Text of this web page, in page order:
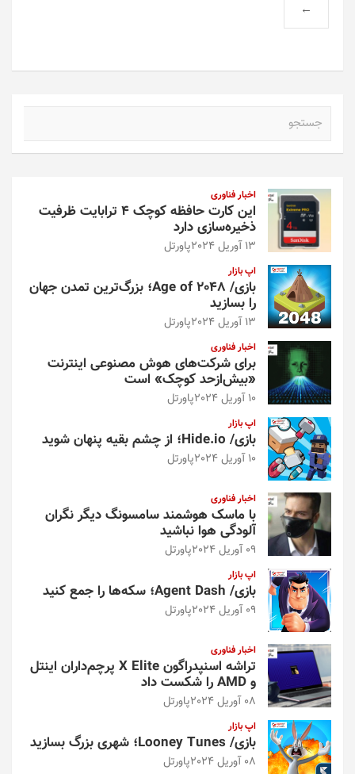
در
انتخاب
در
←
اخبار فناوری
این کارت حافظه کوچک ۴ ترابایت ظرفیت
ذخیره‌سازی دارد
13 آوریل 2024 پاورتل
اپ بازار
بازی/ Age of 2048؛ بزرگ‌ترین تمدن جهان
را بسازید
13 آوریل 2024 پاورتل
اخبار فناوری
برای شرکت‌های هوش مصنوعی اینترنت
«بیش‌از‌حد کوچک» است
10 آوریل 2024 پاورتل
اپ بازار
بازی/ Hide.io؛ از چشم بقیه پنهان شوید
10 آوریل 2024 پاورتل
اخبار فناوری
با ماسک هوشمند سامسونگ دیگر نگران
آلودگی هوا نباشید
09 آوریل 2024 پاورتل
اپ بازار
بازی/ Agent Dash؛ سکه‌ها را جمع کنید
09 آوریل 2024 پاورتل
اخبار فناوری
تراشه اسنپدراگون X Elite پرچم‌داران اینتل
و AMD را شکست داد
08 آوریل 2024 پاورتل
اپ بازار
بازی/ Looney Tunes؛ شهری بزرگ بسازید
08 آوریل 2024 پاورتل